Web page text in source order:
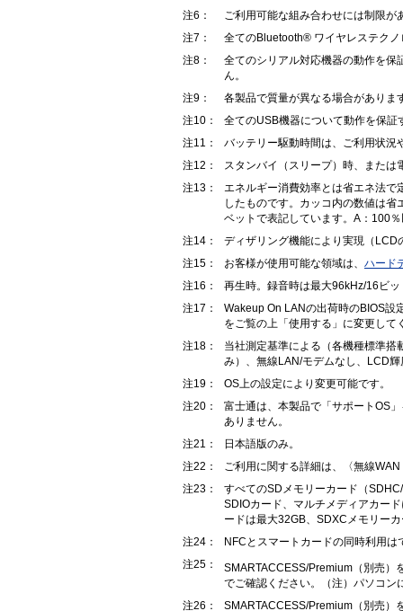
注6：
ご利用可能な組み合わせには制限
注7：
全てのBluetooth® ワイヤレステク
注8：
全てのシリアル対応機器の動作を保
ん。
注9：
各製品で質量が異なる場合がありま
注10：
全てのUSB機器について動作を保証
注11：
バッテリー駆動時間は、ご利用状況
注12：
スタンバイ（スリープ）時、または
注13：
エネルギー消費効率とは省エネ法
したものです。カッコ内の数値は
ベットで表記しています。A：100
注14：
ディザリング機能により実現（LCD
注15：
お客様が使用可能な領域は、 ハード
注16：
再生時。録音時は最大96kHz/16ビ
注17：
Wakeup On LANの出荷時のBIOS設
をご覧の上「使用する」に変更して
注18：
当社測定基準による（各機種標準
み）、無線LAN/モデムなし、LCD輝
注19：
OS上の設定により変更可能です。
注20：
富士通は、本製品で「サポートOS
ありません。
注21：
日本語版のみ。
注22：
ご利用に関する詳細は、〈無線
注23：
すべてのSDメモリーカード（
SDIOカード、マルチメディアカー
ードは最大32GB、SDXCメモリー
注24：
NFCとスマートカードの同時利用は
注25：
SMARTACCESS/Premium（別売）
でご確認ください。（注）パソコン
注26：
SMARTACCESS/Premium（別売）